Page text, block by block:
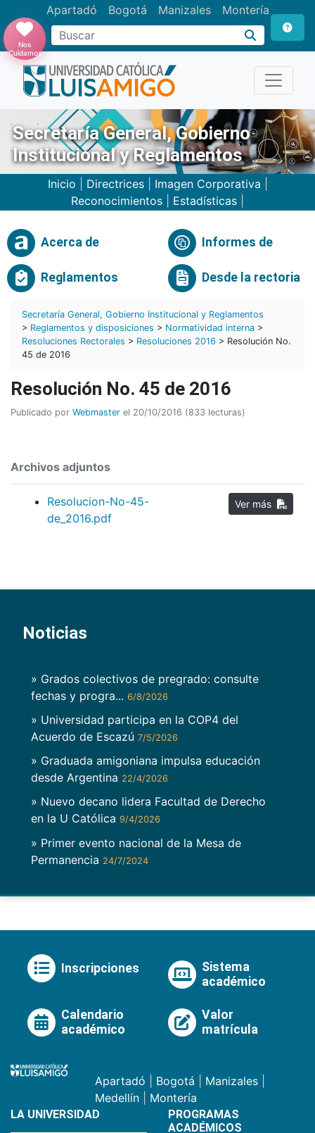
Apartadó Bogotá Manizales Montería
Buscar
Nos
Cuidamos
Secretaría General, Gobierno
Institucional y Reglamentos
Inicio Directrices| Imagen Corporativa
Reconocimientos
Estadísticas
Acerca de Informes de
Reglamentos Desde la rectoria
Secretaría General, Gobierno Institucional y Reglamentos
> Reglamentos y disposiciones > Normatividad interna >
Resoluciones Rectorales > Resoluciones 2016 > Resolución No.
45 de 2016
Resolución No. 45 de 2016
Publicado por Webmaster el 20/10/2016 (833 lecturas)
Archivos adjuntos
Resolucion-No-45-
de_2016.pdf
Noticias
» Grados colectivos de pregrado: consulte
fechas y progra... 6/8/2026
» Universidad participa en la COP4 del
Acuerdo de Escazú 7/5/2026
» Graduada amigoniana impulsa educación
desde Argentina 22/4/2026
» Nuevo decano lidera Facultad de Derecho
en la U Católica 9/4/2026
» Primer evento nacional de la Mesa de
Permanencia 24/7/2024
Inscripciones
Sistema
académico
Calendario
académico
Valor
matrícula
Apartadó Bogotá Manizales
Medellín
Montería
LA UNIVERSIDAD
PROGRAMAS
ACADÉMICOS